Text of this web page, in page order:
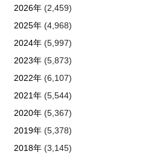
2026年(2,459)
2025年(4,968)
2024年(5,997)
2023年(5,873)
2022年(6,107)
2021年(5,544)
2020年(5,367)
2019年(5,378)
2018年(3,145)